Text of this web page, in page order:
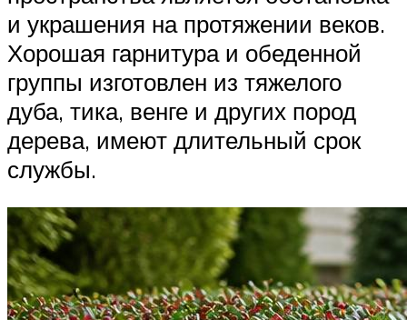
и украшения на протяжении веков.
Хорошая гарнитура и обеденной
группы изготовлен из тяжелого
дуба, тика, венге и других пород
дерева, имеют длительный срок
службы.